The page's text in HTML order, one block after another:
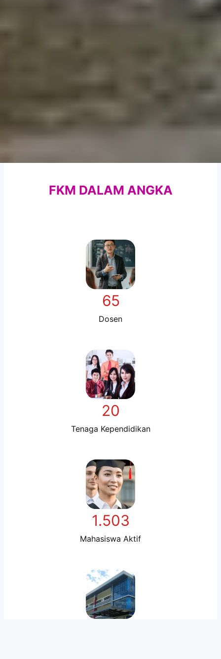
FKM DALAM ANGKA
65
Dosen
20
Tenaga Kependidikan
1.503
Mahasiswa Aktif